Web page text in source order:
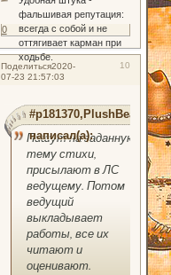
фальшивая репутация:
всегда с собой и не
оттягивает карман при
ходьбе.
0
Поделиться 10
2020-
07-23 21:57:03
#p181370,PlushBear
написал(а):
Пишут на заданную
тему стихи,
присылают в ЛС
ведущему. Потом
ведущий
выкладывает
работы, все их
читают и
оценивают.